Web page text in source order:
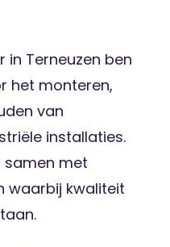
in Terneuzen ben
het monteren,
van
installaties.
samen met
waarbij kwaliteit